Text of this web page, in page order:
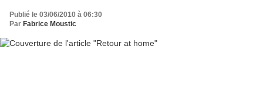
Publié le 03/06/2010 à 06:30
Par Fabrice Moustic